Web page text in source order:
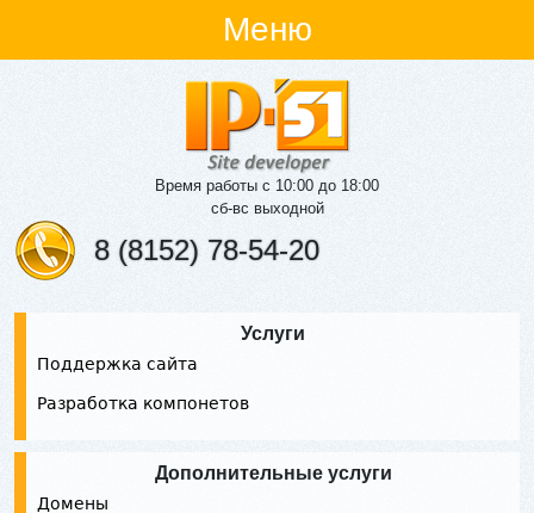
Меню
Время работы с 10:00 до 18:00
сб-вс выходной
8 (8152) 78-54-20
Услуги
Поддержка сайта
Разработка компонетов
Дополнительные услуги
Домены